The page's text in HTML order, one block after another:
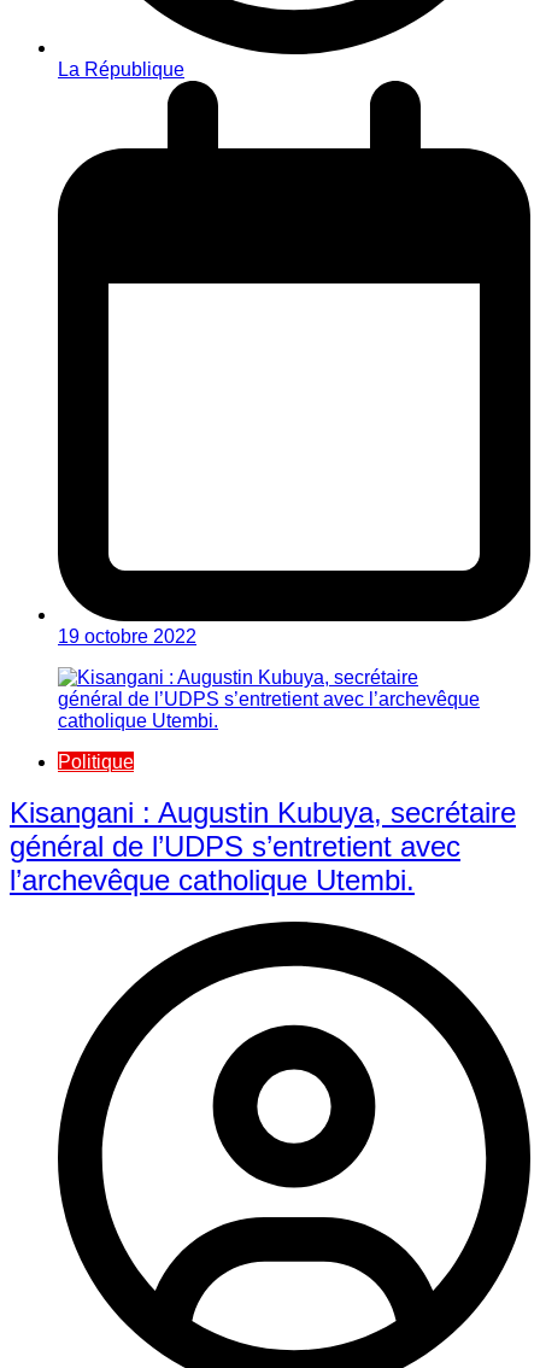
La République
19 octobre 2022
Politique
Kisangani : Augustin Kubuya, secrétaire
général de l’UDPS s’entretient avec
l’archevêque catholique Utembi.